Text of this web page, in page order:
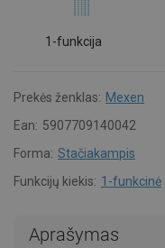
1-funkcija
Prekės ženklas: Mexen
Ean: 5907709140042
Forma: Stačiakampis
Funkcijų kiekis: 1-funkcinė
Aprašymas